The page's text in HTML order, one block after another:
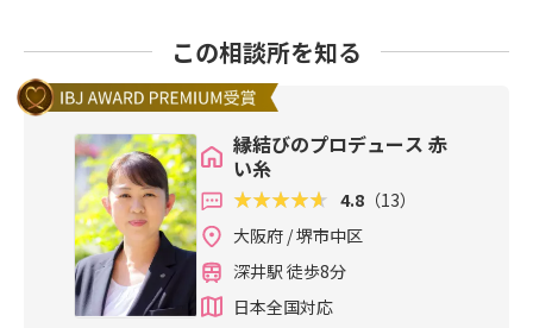
この相談所を知る
縁結びのプロデュース 赤
い糸
4.8 （13）
大阪府 / 堺市中区
深井駅 徒歩8分
日本全国対応